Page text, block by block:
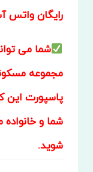
رایگان واتس
شما می
مجموعه
پاسپورت این
شما و خانواده
شوید.